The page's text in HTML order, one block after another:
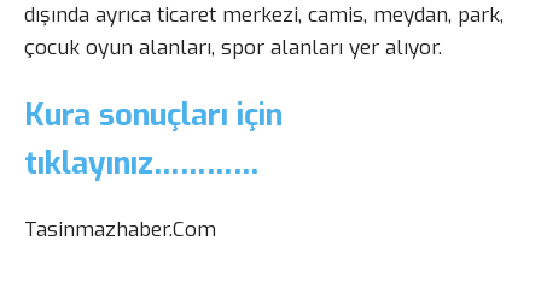
dışında ayrıca ticaret merkezi, camis, meydan, park,
çocuk oyun alanları, spor alanları yer alıyor.
Kura sonuçları için
tıklayınız…………
Tasinmazhaber.Com